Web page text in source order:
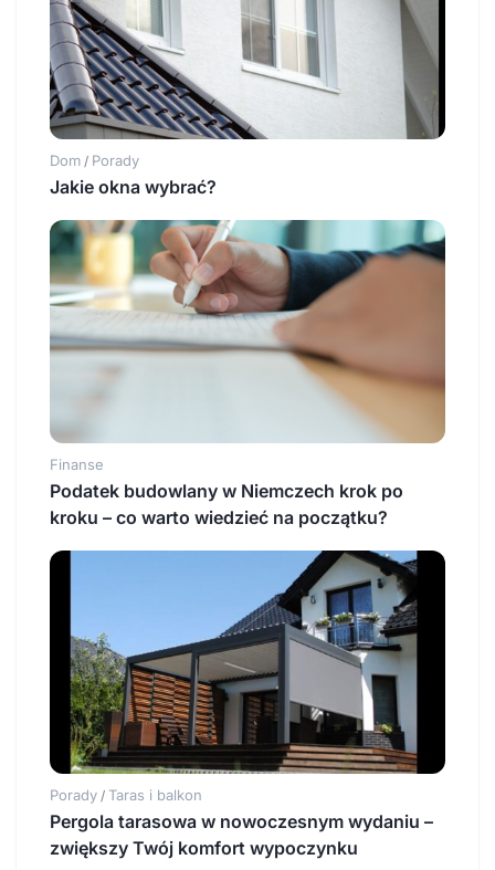
Dom / Porady
Jakie okna wybrać?
Finanse
Podatek budowlany w Niemczech krok po
kroku – co warto wiedzieć na początku?
Porady / Taras i balkon
Pergola tarasowa w nowoczesnym wydaniu –
zwiększy Twój komfort wypoczynku